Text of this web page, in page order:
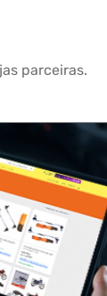
parceiras.